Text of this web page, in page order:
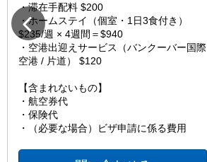
・滞在手配料 $200
・ホームステイ（個室・1日3食付き）
$235/週 × 4週間＝$940
・空港出迎えサービス（バンクーバー国際
空港 / 片道） $120
【含まれないもの】
・航空券代
・保険代
・（必要な場合）ビザ申請に係る費用